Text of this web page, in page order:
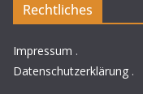
Rechtliches
Impressum .
Datenschutzerklärung .